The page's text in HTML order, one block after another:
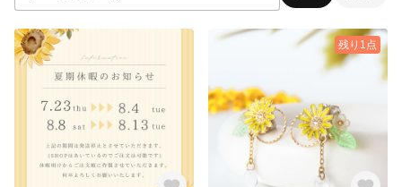
残り1点